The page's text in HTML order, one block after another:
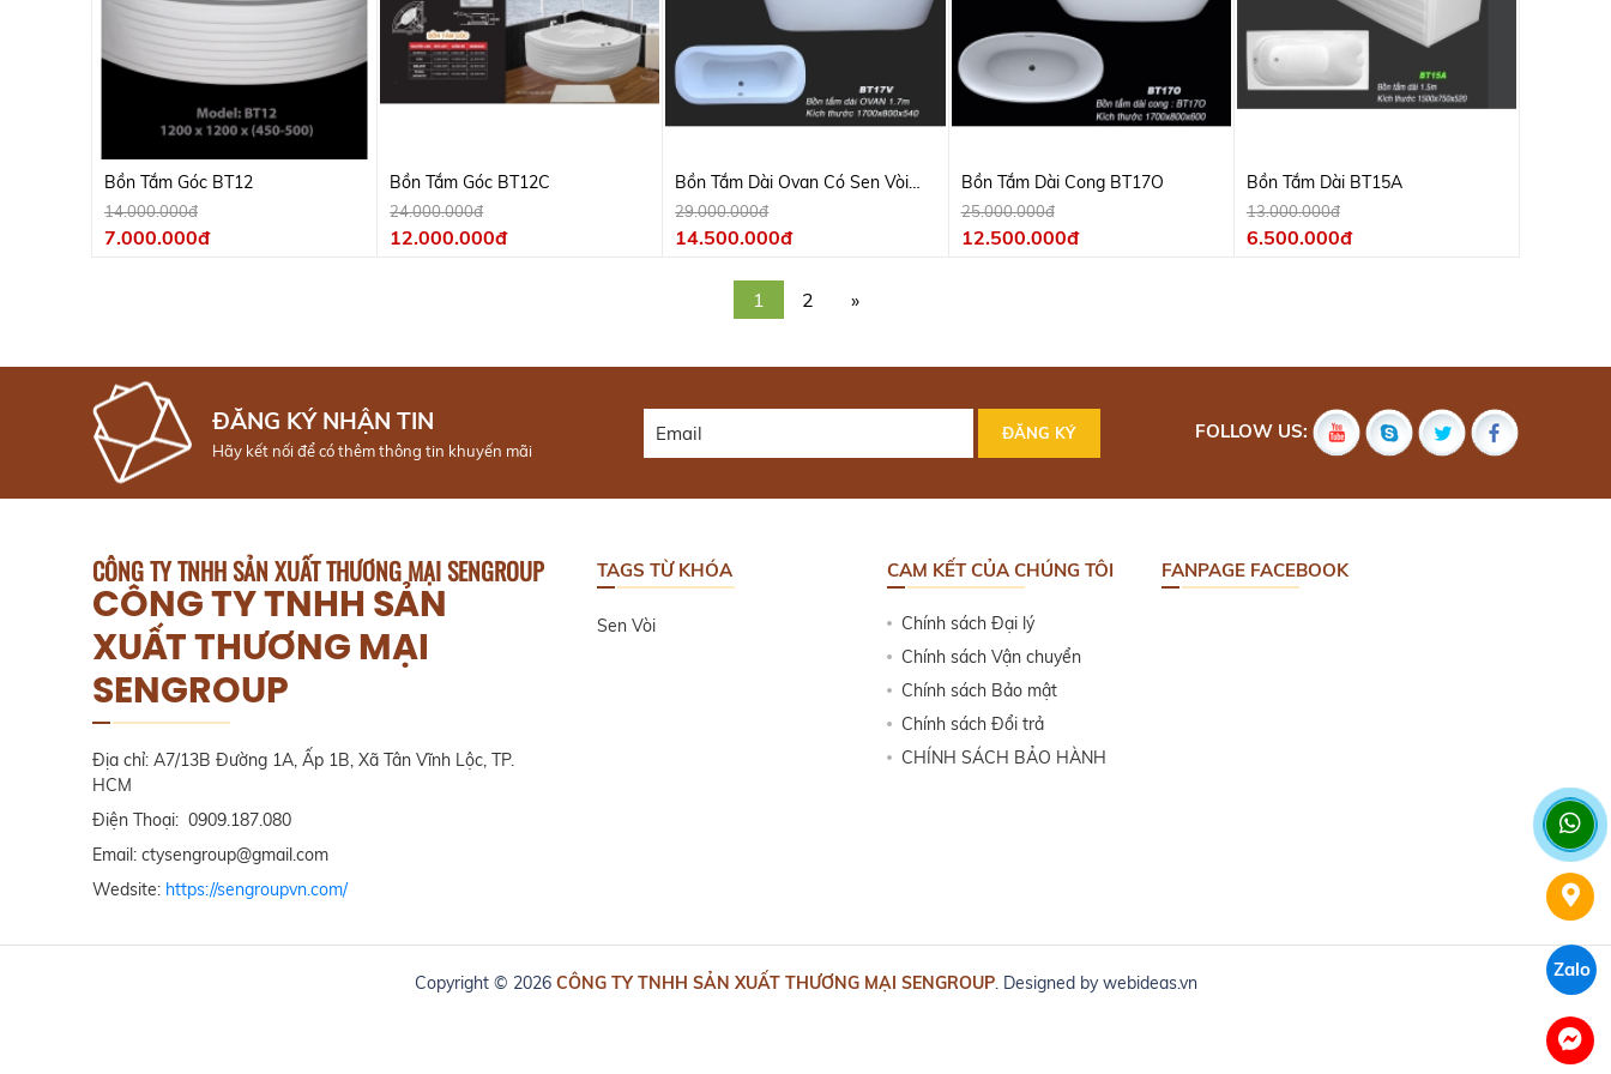
Bồn Tắm Góc BT12
14.000.000đ
7.000.000đ
Bồn Tắm Góc BT12C
24.000.000đ
12.000.000đ
Bồn Tắm Dài Ovan Có Sen Vòi
BT17V
29.000.000đ
14.500.000đ
Bồn Tắm Dài Cong BT17O
25.000.000đ
12.500.000đ
Bồn Tắm Dài BT15A
13.000.000đ
6.500.000đ
1 2 »
ĐĂNG KÝ NHẬN TIN
Hãy kết nối để có thêm thông tin khuyến mãi
FOLLOW US:
CÔNG TY TNHH SẢN XUẤT THƯƠNG MẠI SENGROUP
CÔNG TY TNHH SẢN
XUẤT THƯƠNG MẠI
SENGROUP
Địa chỉ: A7/13B Đường 1A, Ấp 1B, Xã Tân Vĩnh Lộc, TP.
HCM
Điện Thoại: 0909.187.080
Email: ctysengroup@gmail.com
Wedsite: https://sengroupvn.com/
TAGS TỪ KHÓA
Sen Vòi
CAM KẾT CỦA CHÚNG TÔI
Chính sách Đại lý
Chính sách Vận chuyển
Chính sách Bảo mật
Chính sách Đổi trả
CHÍNH SÁCH BẢO HÀNH
FANPAGE FACEBOOK
Copyright © 2026 CÔNG TY TNHH SẢN XUẤT THƯƠNG MẠI SENGROUP. Designed by webideas.vn
Zalo